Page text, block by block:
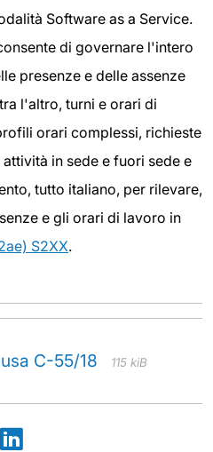
Software as a Service.
di governare l'intero
presenze e delle assenze
l'altro, turni e orari di
orari complessi, richieste
in sede e fuori sede e
tutto italiano, per rilevare,
e gli orari di lavoro in
S2XX.
C-55/18 115 kiB